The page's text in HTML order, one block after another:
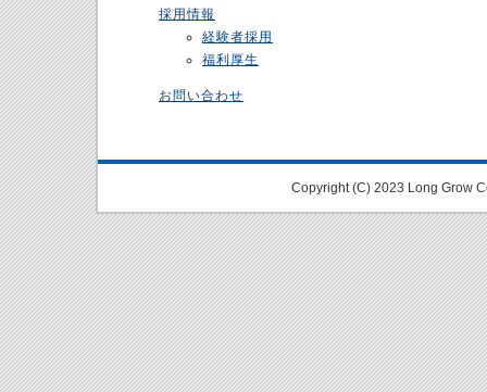
採用情報
経験者採用
福利厚生
お問い合わせ
Copyright (C) 2023 Long Grow